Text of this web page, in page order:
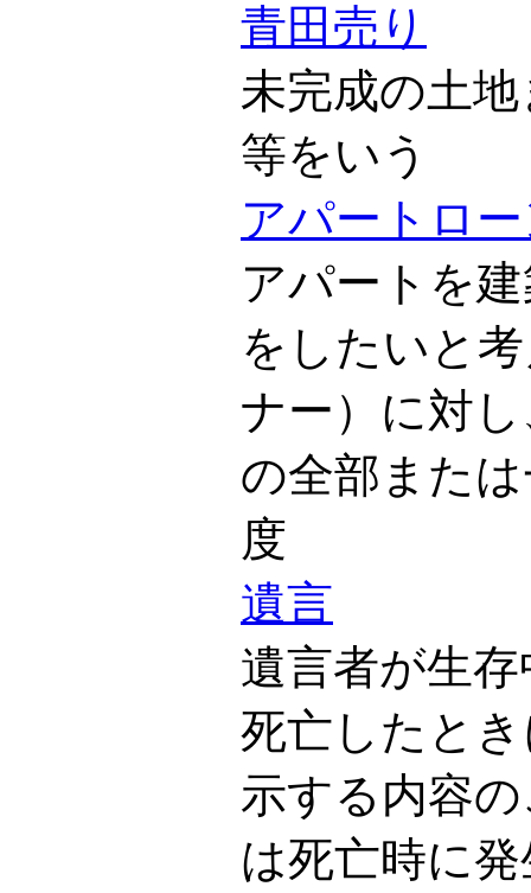
青田売り
未完成の土
等をいう
アパートロ
アパートを
をしたいと
ナー）に対
の全部また
度
遺言
遺言者が生
死亡したと
示する内容
は死亡時に